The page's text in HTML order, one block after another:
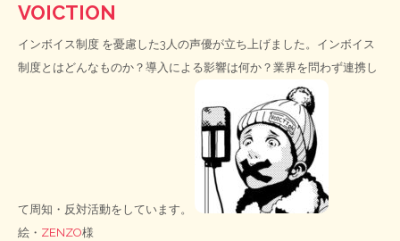
VOICTION
インボイス制度 を憂慮した3人の声優が立ち上げました。インボイス
制度とはどんなものか？導入による影響は何か？業界を問わず連携し
て周知・反対活動をしています。
絵・ ZENZO様